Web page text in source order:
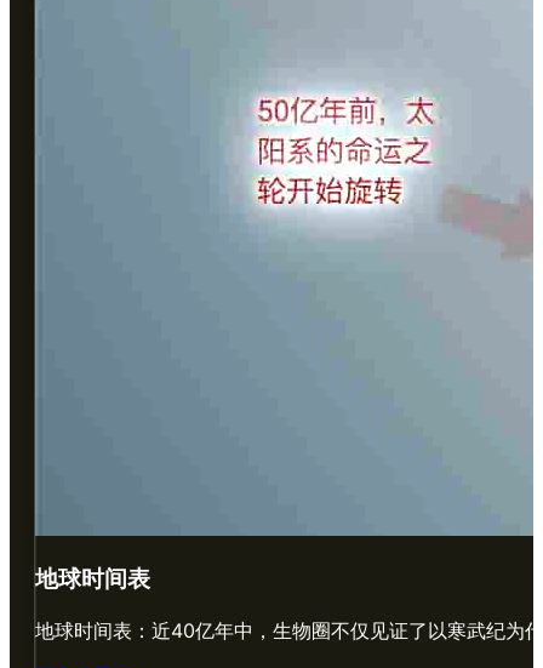
地球时间表
地球时间表：近40亿年中，生物圈不仅见证了以寒武纪为